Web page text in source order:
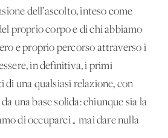
dell’ascolto, inteso come
proprio corpo e di chi abbiamo
e proprio percorso attraverso i
in definitiva, i primi
una qualsiasi relazione, con
una base solida: chiunque sia la
di occuparci… mai dare nulla